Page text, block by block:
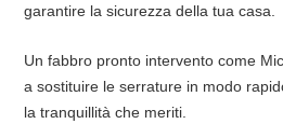
garantire la sicurezza della tua casa.
Un fabbro pronto intervento come
a sostituire le serrature in modo
la tranquillità che meriti.